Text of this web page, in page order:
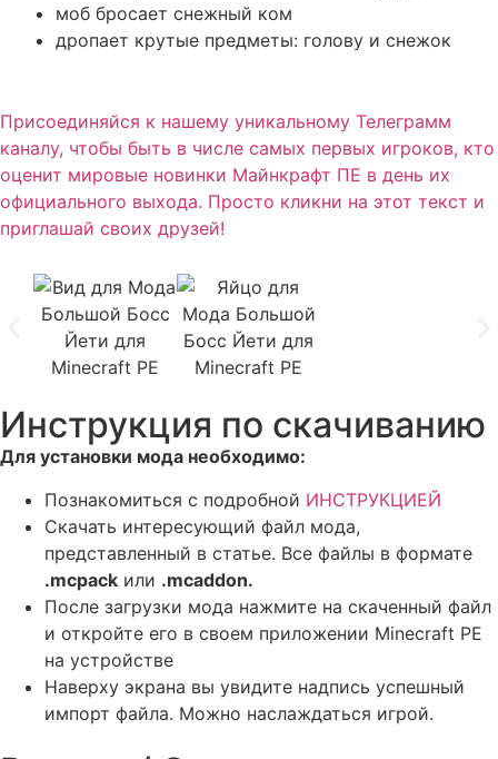
моб бросает снежный ком
дропает крутые предметы: голову и снежок
Присоединяйся к нашему уникальному Телеграмм
каналу, чтобы быть в числе самых первых игроков, кто
оценит мировые новинки Майнкрафт ПЕ в день их
официального выхода. Просто кликни на этот текст и
приглашай своих друзей!
Инструкция по скачиванию
Для установки мода необходимо:
Познакомиться с подробной ИНСТРУКЦИЕЙ
Скачать интересующий файл мода,
представленный в статье. Все файлы в формате
.mcpack или .mcaddon.
После загрузки мода нажмите на скаченный файл
и откройте его в своем приложении Minecraft PE
на устройстве
Наверху экрана вы увидите надпись успешный
импорт файла. Можно наслаждаться игрой.